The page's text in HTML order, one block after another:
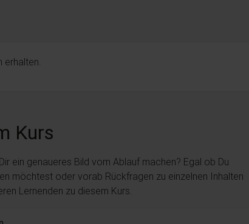
erhalten.
Kurs
ein genaueres Bild vom Ablauf machen? Egal ob Du
möchtest oder vorab Rückfragen zu einzelnen Inhalten
Lernenden zu diesem Kurs.